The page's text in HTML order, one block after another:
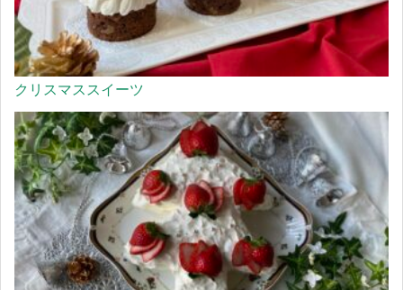
クリスマススイーツ